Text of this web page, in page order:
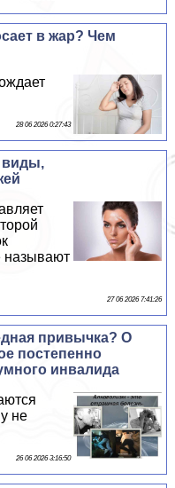
в жар? Чем
28 06 2026 0:27:43
виды,
называют
27 06 2026 7:41:26
привычка? О
постепенно
инвалида
не
26 06 2026 3:16:50